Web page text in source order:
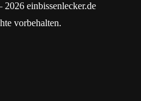
einbissenlecker.de
vorbehalten.